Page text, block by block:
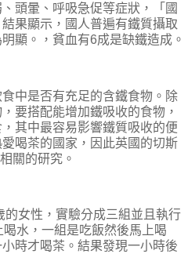
頭暈、呼吸急促等症狀，「國
果顯示，國人普遍有鐵質攝取
顯。
，貧血有6成是缺鐵造成。
中是否有充足的含鐵食物。除
要搭配能增加鐵吸收的食物，
其中最容易影響鐵質吸收的便
喝茶的國家，因此英國的切斯
關的研究。
的女性，實驗分成三組並且執行
水，一組是吃飯然後馬上喝
時才喝茶。結果發現一小時後